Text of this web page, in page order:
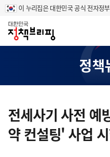
이 누리집은 대한민국 공식 전자정
홈
정책
텐
츠
영
전세사기 사전
약 컨설팅' 사업